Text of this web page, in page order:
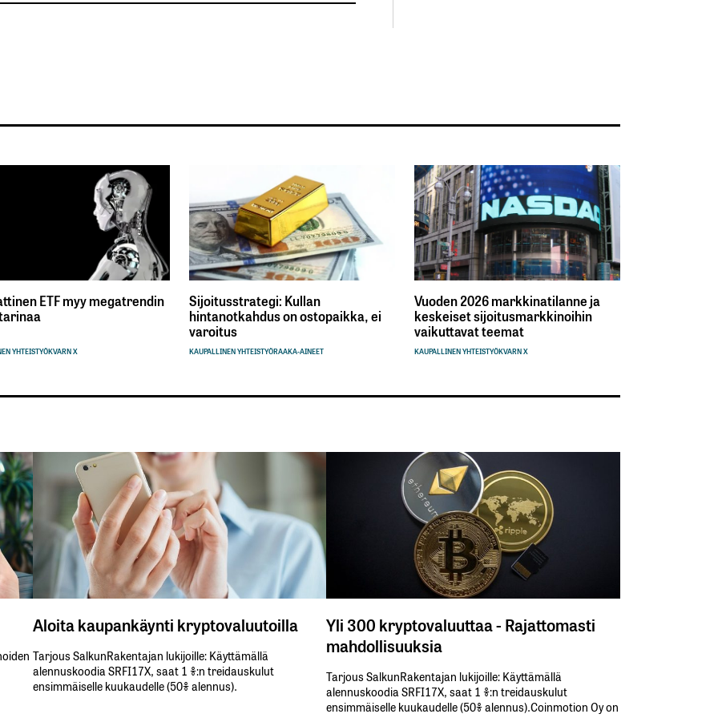
ETF myy megatrendin
YHTEISTYÖKVARN X
Sijoitusstrategi: Kullan
hintanotkahdus on ostopaikka, ei
varoitus
KAUPALLINEN YHTEISTYÖRAAKA-AINEET
Vuoden 2026 markkinatilanne ja
keskeiset sijoitusmarkkinoihin
vaikuttavat teemat
KAUPALLINEN YHTEISTYÖKVARN X
Aloita kaupankäynti kryptovaluutoilla
Tarjous SalkunRakentajan lukijoille: Käyttämällä​ ​
alennuskoodia​ ​SRFI17X,​ ​saat​ ​1 %:n treidauskulut​ ​
ensimmäiselle​ ​kuukaudelle​ ​(50%​ ​alennus).
Yli 300 kryptovaluuttaa - Rajattomasti
mahdollisuuksia
Tarjous SalkunRakentajan lukijoille: Käyttämällä​ ​
alennuskoodia​ ​SRFI17X,​ ​saat​ ​1 %:n treidauskulut​ ​
ensimmäiselle​ ​kuukaudelle​ ​(50%​ ​alennus).Coinmotion Oy on